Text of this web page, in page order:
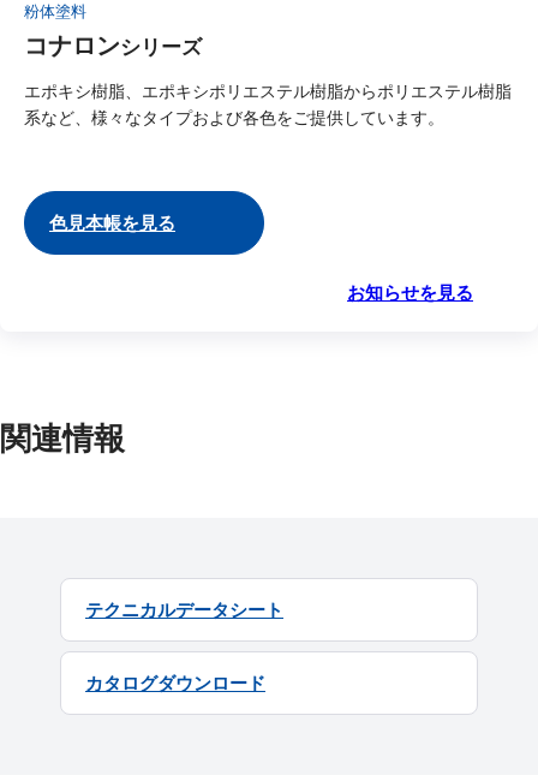
粉体塗料
コナロンシリーズ
エポキシ樹脂、エポキシポリエステル樹脂からポリエステル樹脂
系など、様々なタイプおよび各色をご提供しています。
色見本帳を見る
お知らせを見る
関連情報
テクニカルデータシート
カタログダウンロード